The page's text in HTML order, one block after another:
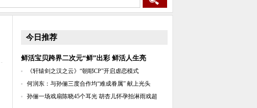
今日推荐
鲜活宝贝跨界二次元“鲜”出彩 鲜活人生亮
《轩辕剑之汉之云》“朝耶CP”开启虐恋模式
何润东：与孙俪三度合作均“难成眷属” 献上光头
孙俪一场戏扇陈晓45个耳光 胡杏儿怀孕拍淋雨戏超